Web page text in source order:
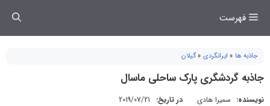
فهرست
جاذبه ها » ایرانگردی »گیلان
جاذبه گردشگری پارک ساحلی ماسال
نویسنده: سمیرا هادی در تاریخ: 2019/07/21